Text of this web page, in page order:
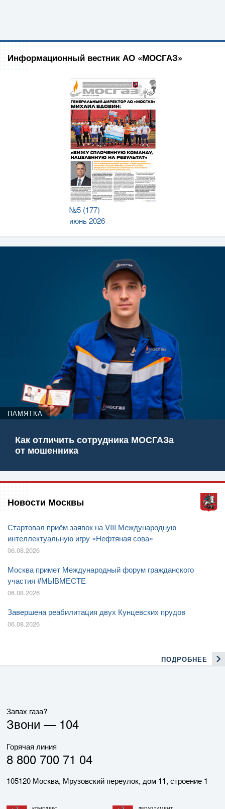
Информационный вестник АО «МОСГАЗ»
№5 (177)
июнь 2026
ПАМЯТКА
Как отличить сотрудника МОСГАЗа
от мошенника
Новости Москвы
Стартовал приём заявок на VIII Международную
интеллектуальную игру «Нефтяная сова»
06.08.2026
Москва примет Международный форум гражданского
участия #МЫВМЕСТЕ
06.08.2026
Завершена реабилитация двух Кунцевских прудов
06.08.2026
ПОДРОБНЕЕ
Запах газа?
Звони — 104
Горячая линия
8 800 700 71 04
105120 Москва, Мрузовский переулок, дом 11, строение 1